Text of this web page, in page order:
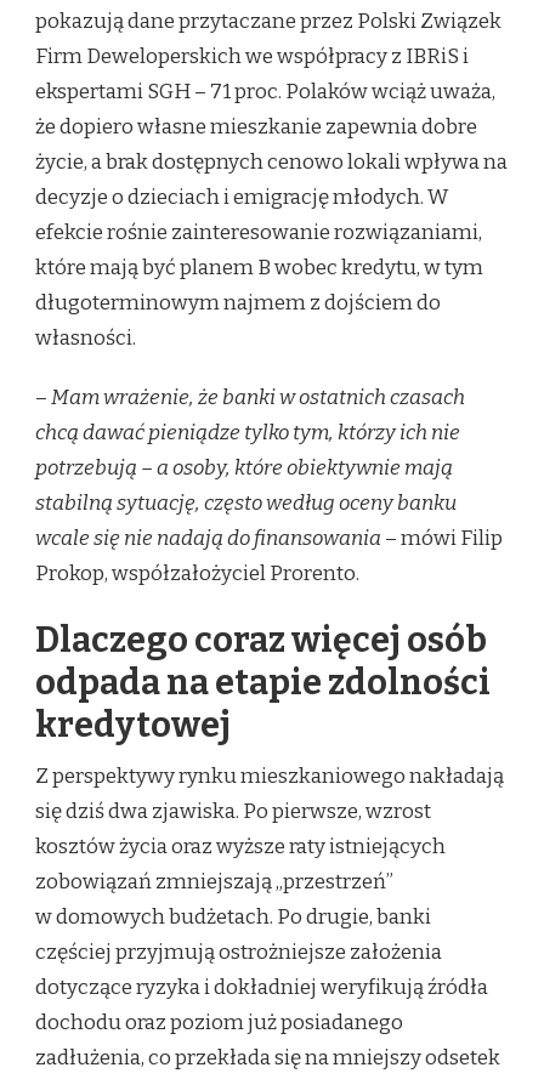
pokazują dane przytaczane przez Polski Związek
Firm Deweloperskich we współpracy z IBRiS i
ekspertami SGH – 71 proc. Polaków wciąż uważa,
że dopiero własne mieszkanie zapewnia dobre
życie, a brak dostępnych cenowo lokali wpływa na
decyzje o dzieciach i emigrację młodych. W
efekcie rośnie zainteresowanie rozwiązaniami,
które mają być planem B wobec kredytu, w tym
długoterminowym najmem z dojściem do
własności.
–Mam wrażenie, że banki w ostatnich czasach
chcą dawać pieniądze tylko tym, którzy ich nie
potrzebują – a osoby, które obiektywnie mają
stabilną sytuację, często według oceny banku
wcale się nie nadają do finansowania – mówi Filip
Prokop, współzałożyciel Prorento.
Dlaczego coraz więcej osób
odpada na etapie zdolności
kredytowej
Z perspektywy rynku mieszkaniowego nakładają
się dziś dwa zjawiska. Po pierwsze, wzrost
kosztów życia oraz wyższe raty istniejących
zobowiązań zmniejszają „przestrzeń”
w domowych budżetach. Po drugie, banki
częściej przyjmują ostrożniejsze założenia
dotyczące ryzyka i dokładniej weryfikują źródła
dochodu oraz poziom już posiadanego
zadłużenia, co przekłada się na mniejszy odsetek